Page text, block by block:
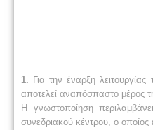
1. Για την έναρξη
αποτελεί αναπόσπαστο μέρος
Η γνωστοποίηση
συνεδριακού κέντρου, ο οποίος